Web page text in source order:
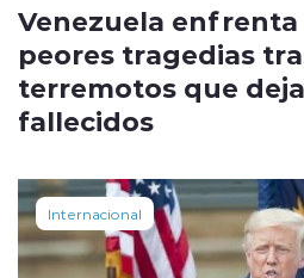
Venezuela enfrenta
peores tragedias
terremotos que
fallecidos
Internacional